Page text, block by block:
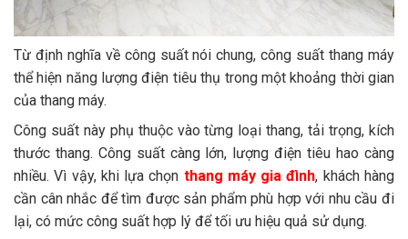
Từ định nghĩa về công suất nói chung, công suất thang máy
thể hiện năng lượng điện tiêu thụ trong một khoảng thời gian
của thang máy.
Công suất này phụ thuộc vào từng loại thang, tải trọng, kích
thước thang. Công suất càng lớn, lượng điện tiêu hao càng
nhiều. Vì vậy, khi lựa chọn thang máy gia đình, khách hàng
cần cân nhắc để tìm được sản phẩm phù hợp với nhu cầu đi
lại, có mức công suất hợp lý để tối ưu hiệu quả sử dụng.